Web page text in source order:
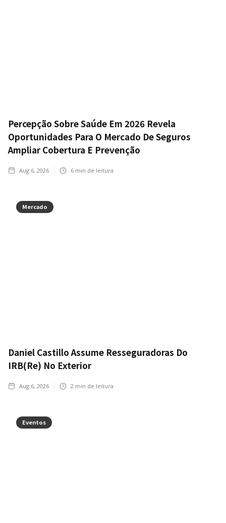
Percepção Sobre Saúde Em 2026 Revela
Oportunidades Para O Mercado De Seguros
Ampliar Cobertura E Prevenção
Aug 6, 2026 6 min de leitura
Mercado
Daniel Castillo Assume Resseguradoras Do
IRB(Re) No Exterior
Aug 6, 2026 2 min de leitura
Eventos